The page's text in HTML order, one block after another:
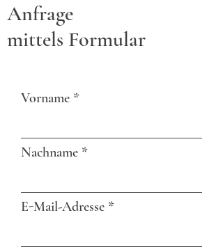
Anfrage
mittels Formular
Vorname
Nachname
E-Mail-Adresse